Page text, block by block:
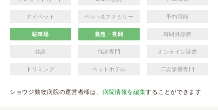
アイペット ペット&ファミリー 予約可能
駐車場 救急・夜間 時間外診療
往診 往診専門 オンライン診療
トリミング ペットホテル 二次診療専門
ショウジ動物病院の運営者様は、 病院情報を編集することができます